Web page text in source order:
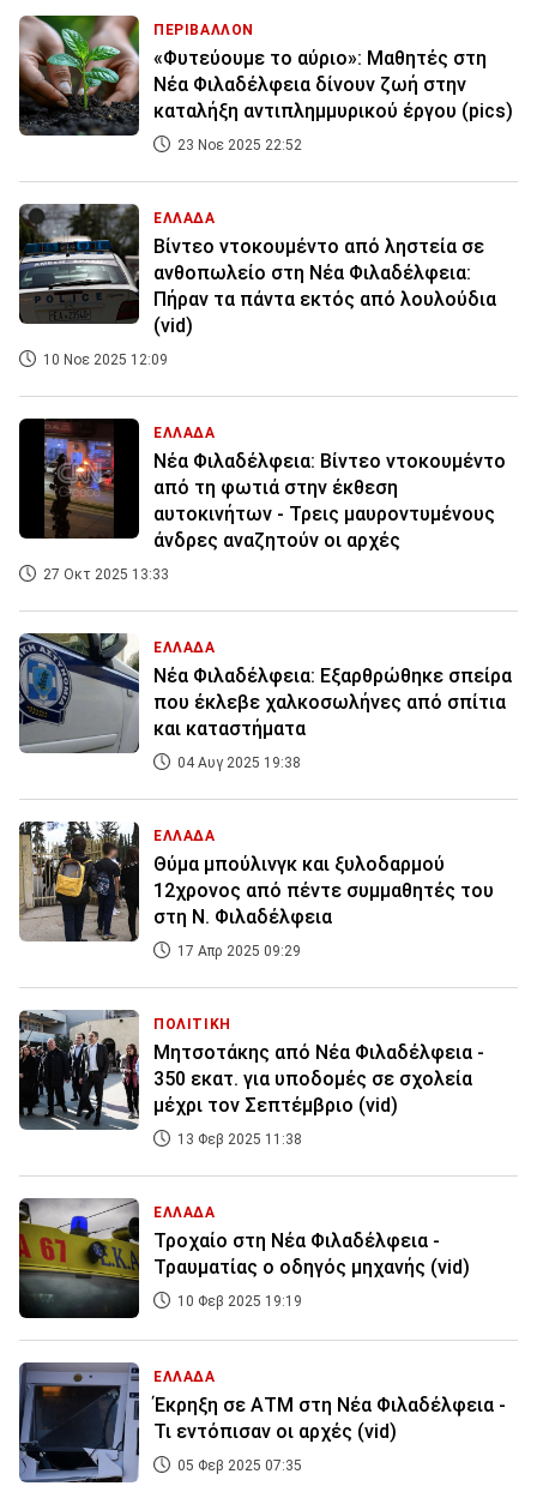
ΠΕΡΙΒΑΛΛΟΝ
«Φυτεύουμε το αύριο»: Μαθητές στη
Νέα Φιλαδέλφεια δίνουν ζωή στην
καταλήξη αντιπλημμυρικού έργου (pics)
23 Νοε 2025 22:52
ΕΛΛΑΔΑ
Βίντεο ντοκουμέντο από ληστεία σε
ανθοπωλείο στη Νέα Φιλαδέλφεια:
Πήραν τα πάντα εκτός από λουλούδια
(vid)
10 Νοε 2025 12:09
ΕΛΛΑΔΑ
Νέα Φιλαδέλφεια: Βίντεο ντοκουμέντο
από τη φωτιά στην έκθεση
αυτοκινήτων - Τρεις μαυροντυμένους
άνδρες αναζητούν οι αρχές
27 Οκτ 2025 13:33
ΕΛΛΑΔΑ
Νέα Φιλαδέλφεια: Εξαρθρώθηκε σπείρα
που έκλεβε χαλκοσωλήνες από σπίτια
και καταστήματα
04 Αυγ 2025 19:38
ΕΛΛΑΔΑ
Θύμα μπούλινγκ και ξυλοδαρμού
12χρονος από πέντε συμμαθητές του
στη Ν. Φιλαδέλφεια
17 Απρ 2025 09:29
ΠΟΛΙΤΙΚΗ
Μητσοτάκης από Νέα Φιλαδέλφεια -
350 εκατ. για υποδομές σε σχολεία
μέχρι τον Σεπτέμβριο (vid)
13 Φεβ 2025 11:38
ΕΛΛΑΔΑ
Τροχαίο στη Νέα Φιλαδέλφεια -
Τραυματίας ο οδηγός μηχανής (vid)
10 Φεβ 2025 19:19
ΕΛΛΑΔΑ
Έκρηξη σε ΑΤΜ στη Νέα Φιλαδέλφεια -
Τι εντόπισαν οι αρχές (vid)
05 Φεβ 2025 07:35